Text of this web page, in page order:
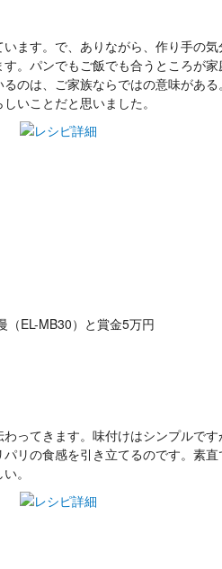
ます。で、ありながら、作り手の
。パンでもご飯でも合うところが
のは、ご家族ならではの意味があ
いことだと思いました。
（EL-MB30）と賞金5万円
ってきます。味付けはシンプルで
リの食感を引き立てるのです。素
。